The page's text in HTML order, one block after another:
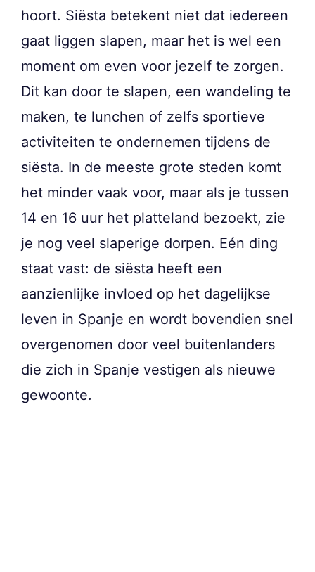
hoort. Siësta betekent niet dat iedereen
gaat liggen slapen, maar het is wel een
moment om even voor jezelf te zorgen.
Dit kan door te slapen, een wandeling te
maken, te lunchen of zelfs sportieve
activiteiten te ondernemen tijdens de
siësta. In de meeste grote steden komt
het minder vaak voor, maar als je tussen
14 en 16 uur het platteland bezoekt, zie
je nog veel slaperige dorpen. Eén ding
staat vast: de siësta heeft een
aanzienlijke invloed op het dagelijkse
leven in Spanje en wordt bovendien snel
overgenomen door veel buitenlanders
die zich in Spanje vestigen als nieuwe
gewoonte.